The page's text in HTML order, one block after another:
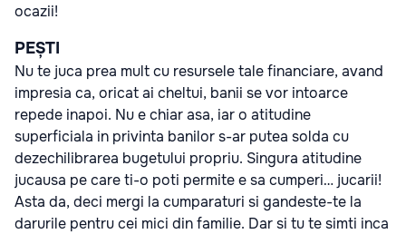
ocazii!
PEȘTI
Nu te juca prea mult cu resursele tale financiare, avand
impresia ca, oricat ai cheltui, banii se vor intoarce
repede inapoi. Nu e chiar asa, iar o atitudine
superficiala in privinta banilor s-ar putea solda cu
dezechilibrarea bugetului propriu. Singura atitudine
jucausa pe care ti-o poti permite e sa cumperi… jucarii!
Asta da, deci mergi la cumparaturi si gandeste-te la
darurile pentru cei mici din familie. Dar si tu te simti inca